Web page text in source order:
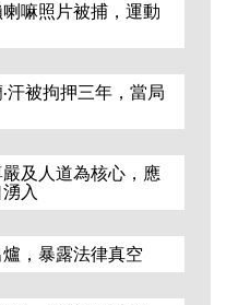
嘛照片被捕，運動
汗被拘押三年，當局
及人道為核心，應
入
，暴露法律真空